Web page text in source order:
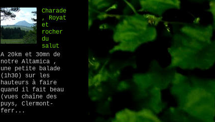
Charade
, Royat
et
rocher
du
salut
A 20km et 30mn de
notre Altamica ,
une petite balade
(1h30) sur les
hauteurs à faire
quand il fait beau
(vues chaîne des
puys, Clermont-
ferr...